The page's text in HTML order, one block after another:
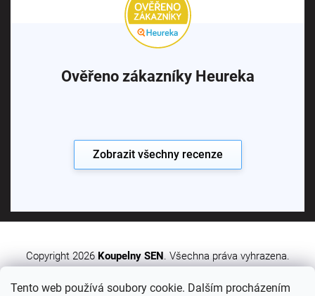
Tento web používá soubory cookie. Dalším procházením
Ověřeno zákazníky Heureka
Zobrazit všechny recenze
Vytvořil Shoptet Premium
Copyright 2026 Koupelny SEN. Všechna práva vyhrazena.